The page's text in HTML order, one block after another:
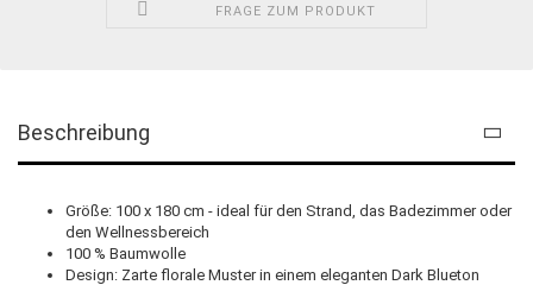
FRAGE ZUM PRODUKT
Beschreibung
Größe: 100 x 180 cm - ideal für den Strand, das Badezimmer oder
den Wellnessbereich
100 % Baumwolle
Design: Zarte florale Muster in einem eleganten Dark Blueton